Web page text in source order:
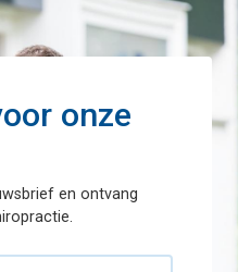
onze
en ontvang